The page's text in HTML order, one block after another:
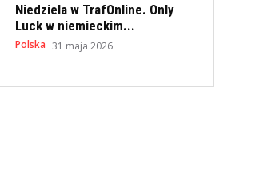
Niedziela w TrafOnline. Only
Luck w niemieckim...
Polska 31 maja 2026